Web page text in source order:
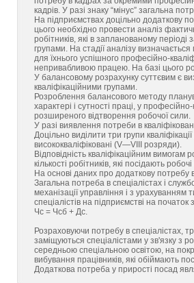
кадрів. У разі знаку “мінус” загальна
На підприємствах доцільно додаткову
цього необхідно провести аналіз
робітників, які в запланованому
групами. На стадії аналізу
для їхнього успішного професійно-
непривабливою працею. На базі цього
У балансовому розрахунку суттєвим є
кваліфікаційними групами.
Розроблення балансового методу
характері і сутності праці, у
розширеного відтворення робочої сили.
У разі виявлення потреби в
Доцільно виділити три групи
висококваліфіковані (V—VIII розряди).
Відповідність кваліфікаційним вимогам
кількості робітників, які посідають
На основі даних про додаткову потребу
Загальна потреба в спеціалістах і
механізації управління і з
спеціалістів на підприємстві на
Чс = Чсб + Дс.
Розраховуючи потребу в спеціалістах,
заміщуються спеціалістами у зв'язку з
середньою спеціальною освітою, на
вибування працівників, які обіймають
Додаткова потреба у прирості посад